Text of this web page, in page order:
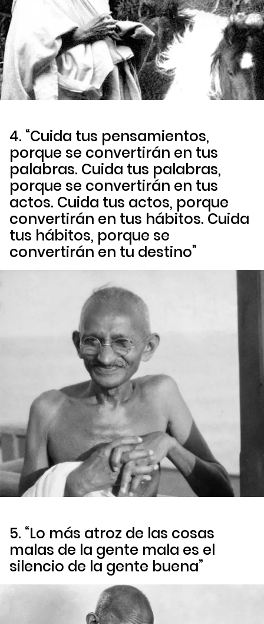
4. “Cuida tus pensamientos,
porque se convertirán en tus
palabras. Cuida tus palabras,
porque se convertirán en tus
actos. Cuida tus actos, porque
convertirán en tus hábitos. Cuida
tus hábitos, porque se
convertirán en tu destino”
5. “Lo más atroz de las cosas
malas de la gente mala es el
silencio de la gente buena”